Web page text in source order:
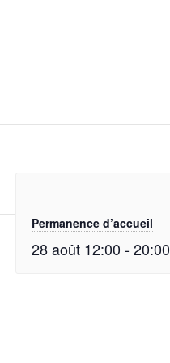
Permanence d’accueil
28 août 12:00 -20:00